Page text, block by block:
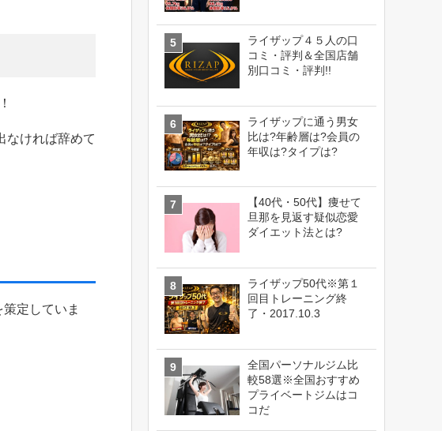
なければ辞めて
定していま
ライザップ４５人の口
コミ・評判＆全国店舗
別口コミ・評判!!
ライザップに通う男女
比は?年齢層は?会員の
年収は?タイプは?
【40代・50代】痩せて
旦那を見返す疑似恋愛
ダイエット法とは?
ライザップ50代※第１
回目トレーニング終
了・2017.10.3
全国パーソナルジム比
較58選※全国おすすめ
プライベートジムはコ
コだ